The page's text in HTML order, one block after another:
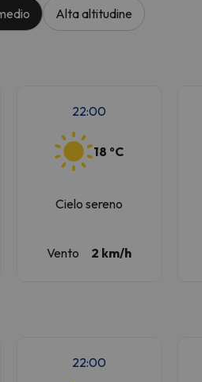
Alta altitudine
22:00
18 ºC
Cielo sereno
Vento 2 km/h
22:00